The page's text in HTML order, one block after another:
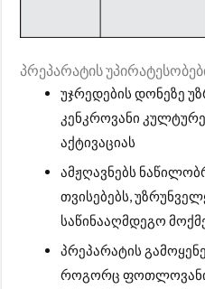
პრეპარატის
უჯრედების დონეზე
კენკროვანი
აქტივაციას
ამჟღავნებს
თვისებებს,
საწინააღმდეგო
პრეპარატის
როგორც ფოთლოვანი